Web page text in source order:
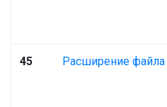
45 Расширение файла